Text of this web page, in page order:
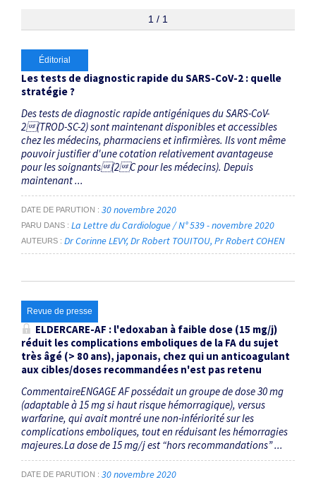
1 / 1
Éditorial
Les tests de diagnostic rapide du SARS-CoV-2 : quelle
stratégie ?
Des tests de diagnostic rapide antigéniques du SARS-CoV-
2(TROD-SC-2) sont maintenant disponibles et accessibles
chez les médecins, pharmaciens et infirmières. Ils vont même
pouvoir justifier d'une cotation relativement avantageuse
pour les soignants(2C pour les médecins). Depuis
maintenant ...
DATE DE PARUTION 30 novembre 2020
PARU DANS La Lettre du Cardiologue / N° 539 - novembre 2020
AUTEURS Dr Corinne LEVY Dr Robert TOUITOU Pr Robert COHEN
Revue de presse
ELDERCARE-AF : l'edoxaban à faible dose (15 mg/j)
réduit les complications emboliques de la FA du sujet
très âgé (> 80 ans), japonais, chez qui un anticoagulant
aux cibles/doses recommandées n'est pas retenu
CommentaireENGAGE AF possédait un groupe de dose 30 mg
(adaptable à 15 mg si haut risque hémorragique), versus
warfarine, qui avait montré une non-infériorité sur les
complications emboliques, tout en réduisant les hémorragies
majeures.La dose de 15 mg/j est “hors recommandations” ...
DATE DE PARUTION 30 novembre 2020